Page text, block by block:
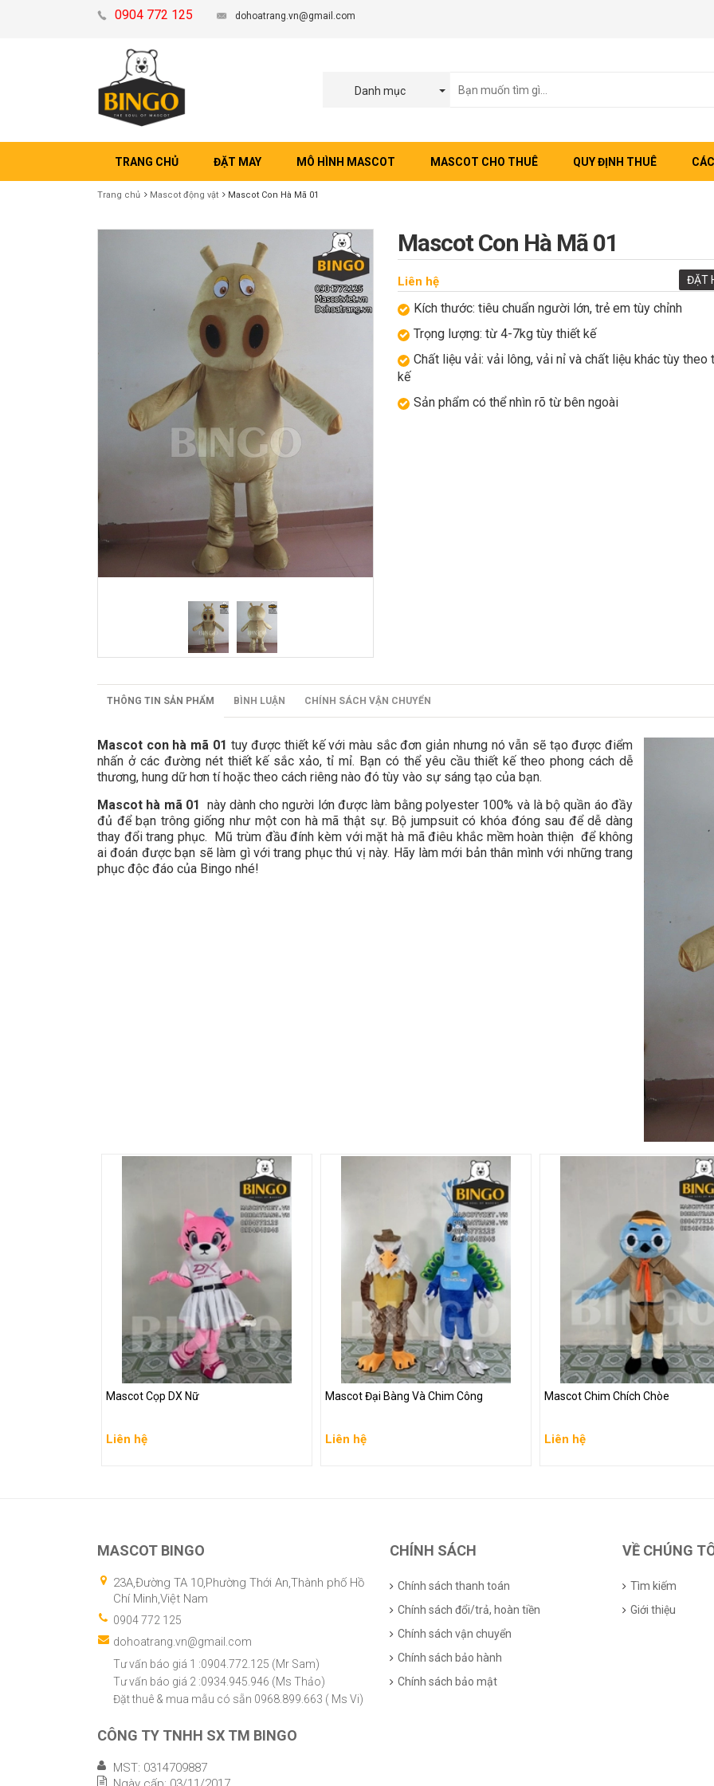
0904 772 125 dohoatrang.vn@gmail.com
Danh mục
TRANG CHỦ ĐẶT MAY MÔ HÌNH MASCOT MASCOT CHO THUÊ QUY ĐỊNH THUÊ
Trang chủ Mascot động vật Mascot Con Hà Mã 01
Mascot Con Hà Mã 01
ĐẶT
Liên hệ
Kích thước: tiêu chuẩn người lớn, trẻ em tùy chỉnh
Trọng lượng: từ 4-7kg tùy thiết kế
Chất liệu vải: vải lông, vải nỉ và chất liệu khác tùy theo
kế
Sản phẩm có thể nhìn rõ từ bên ngoài
THÔNG TIN SẢN PHẨM BÌNH LUẬN CHÍNH SÁCH VẬN CHUYỂN
Mascot con hà mã 01 tuy được thiết kế với màu sắc đơn giản nhưng nó vẫn sẽ tạo được điểm
nhấn ở các đường nét thiết kế sắc xảo, tỉ mỉ. Bạn có thể yêu cầu thiết kế theo phong cách dễ
thương, hung dữ hơn tí hoặc theo cách riêng nào đó tùy vào sự sáng tạo của bạn.
Mascot hà mã 01 này dành cho người lớn được làm bằng polyester 100% và là bộ quần áo đầy
đủ để bạn trông giống như một con hà mã thật sự. Bộ jumpsuit có khóa đóng sau để dễ dàng
thay đổi trang phục. Mũ trùm đầu đính kèm với mặt hà mã điêu khắc mềm hoàn thiện để không
ai đoán được bạn sẽ làm gì với trang phục thú vị này. Hãy làm mới bản thân mình với những trang
phục độc đáo của Bingo nhé!
Mascot Cọp DX Nữ
Liên hệ
Mascot Cọp DX Nữ
Liên hệ
Xem chi tiết
Mascot Đại Bàng Và Chim Công
Liên hệ
Mascot Đại Bàng Và Chim Công
Liên hệ
Xem chi tiết
Mascot Chim Chích Chòe
Liên hệ
Mascot Chim Chích Chòe
Liên hệ
Xem chi tiết
MASCOT BINGO
23A,Đường TA 10,Phường Thới An,Thành phố Hồ
Chí Minh,Việt Nam
0904 772 125
dohoatrang.vn@gmail.com
Tư vấn báo giá 1 :0904.772.125 (Mr Sam)
Tư vấn báo giá 2 :0934.945.946 (Ms Thảo)
Đặt thuê & mua mẫu có sẵn 0968.899.663 ( Ms Vi)
CÔNG TY TNHH SX TM BINGO
MST: 0314709887
CHÍNH SÁCH
Chính sách thanh toán
Chính sách đổi/trả, hoàn tiền
Chính sách vận chuyển
Chính sách bảo hành
Chính sách bảo mật
VỀ CHÚNG
Tìm kiếm
Giới thiệu